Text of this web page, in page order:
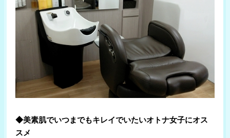
◆美素肌でいつまでもキレイでいたいオトナ女子にオス
スメ